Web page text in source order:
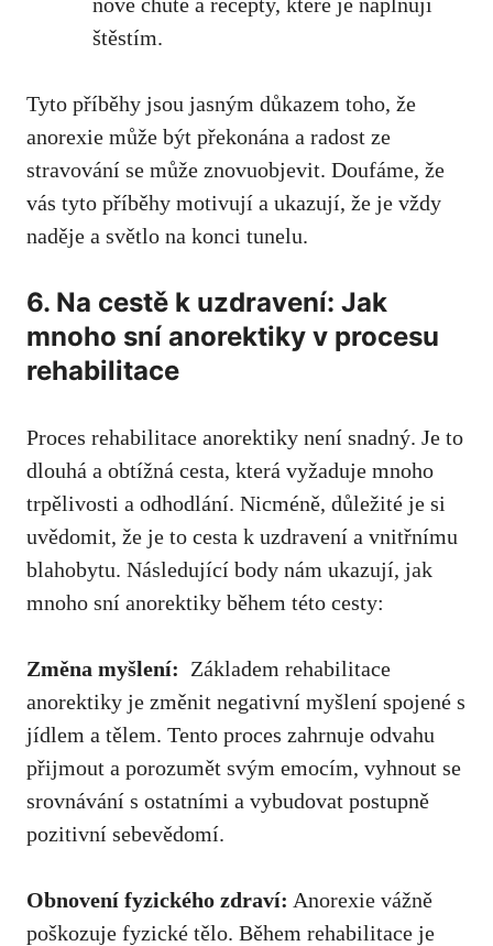
štěstím.
Tyto příběhy jsou⁤ jasným důkazem toho, že
anorexie může ​být překonána a radost ze
stravování se může znovuobjevit. Doufáme,⁣ že
vás ⁤tyto příběhy motivují⁤ a ukazují, že je vždy
naděje a světlo na ‌konci tunelu.
6. Na cestě k uzdravení: ‍Jak
mnoho sní anorektiky v procesu
rehabilitace
Proces ​rehabilitace anorektiky není snadný. Je‌ to
dlouhá a obtížná cesta, která vyžaduje mnoho
trpělivosti a odhodlání. Nicméně, důležité je si
uvědomit, že je to cesta k uzdravení a vnitřnímu
blahobytu. Následující body nám ukazují, jak
mnoho sní anorektiky během této cesty:
Změna myšlení: ​ Základem rehabilitace
anorektiky ‌je změnit​ negativní myšlení spojené s
jídlem a tělem. Tento proces ⁤zahrnuje odvahu
⁣přijmout a porozumět svým emocím, vyhnout se
‌srovnávání ‌s ostatními a vybudovat postupně
pozitivní sebevědomí.
Obnovení ‌fyzického zdraví: Anorexie vážně
poškozuje fyzické tělo. Během rehabilitace je